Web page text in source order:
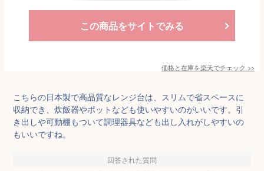
この商品をサイトでみる
価格と在庫を楽天でチェック >>
こちらの日本製で高品質なレンジ台は、スリムで省スペースに
収納でき、炊飯器やポットなども使いやすいのがいいです。引
き出しや可動棚もついて調理器具なども出し入れがしやすいの
もいいですね。
回答された質問